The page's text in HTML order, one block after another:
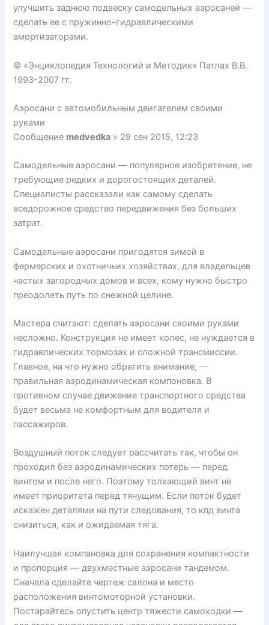
улучшить заднюю подвеску самодельных аэросаней —
сделать ее с пружинно-гидравлическими
амортизаторами.
© «Энциклопедия Технологий и Методик» Патлах В.В.
1993-2007 гг.
Аэросани с автомобильным двигателем своими
руками
Сообщение medvedka » 29 сен 2015, 12:23
Самодельные аэросани — популярное изобретение, не
требующие редких и дорогостоящих деталей.
Специалисты рассказали как самому сделать
вседорожное средство передвижения без больших
затрат.
Самодельные аэросани пригодятся зимой в
фермерских и охотничьих хозяйствах, для владельцев
частых загородных домов и всех, кому нужно быстро
преодолеть путь по снежной целине.
Мастера считают: сделать аэросани своими руками
несложно. Конструкция не имеет колес, не нуждается в
гидравлических тормозах и сложной трансмиссии.
Главное, на что нужно обратить внимание, —
правильная аэродинамическая компоновка. В
противном случае движение транспортного средства
будет весьма не комфортным для водителя и
пассажиров.
Воздушный поток следует рассчитать так, чтобы он
проходил без аэродинамических потерь — перед
винтом и после него. Поэтому толкающий винт не
имеет приоритета перед тянущим. Если поток будет
искажен деталями на пути следования, то кпд винта
снизиться, как и ожидаемая тяга.
Наилучшая компановка для сохранения компактности
и пропорция — двухместные аэросани тандемом.
Сначала сделайте чертеж салона и место
расположения винтомоторной установки.
Постарайтесь опустить центр тяжести самоходки —